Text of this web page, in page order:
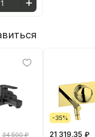
34 590 ₽
-35%
21 319.35 ₽